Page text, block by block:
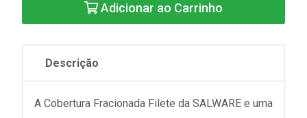
Adicionar ao Carrinho
Descrição
A Cobertura Fracionada Filete da SALWARE e uma